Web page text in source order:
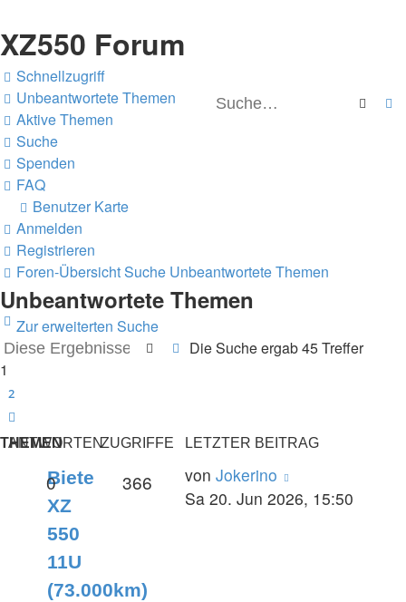
XZ550 Forum
Suche
Schnellzugriff
Unbeantwortete Themen
Aktive Themen
Suche
Spenden
FAQ
Benutzer Karte
Anmelden
Registrieren
Foren-ÜbersichtSuche Unbeantwortete Themen
Unbeantwortete Themen
Zur erweiterten Suche
Suche Erweiterte Suche
Die Suche ergab 45 Treffer
1
2
THEMEN
ANTWORTENZUGRIFFE LETZTER BEITRAG
Biete
XZ
550
11U
(73.000km)
0 366 von Jokerino
Sa 20. Jun 2026, 15:50